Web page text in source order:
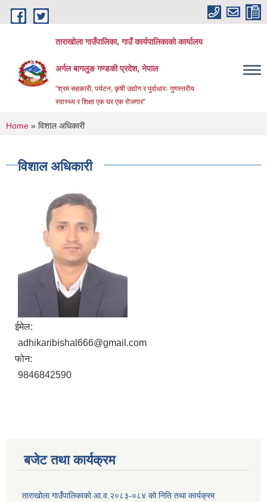
Skip to main content
ताराखोला गाउँपालिका, गाउँ कार्यपालिकाको कार्यालय
अर्गल बागलुङ गण्डकी प्रदेश, नेपाल
“श्रम सहकारी, पर्यटन, कृषी उद्योग र पुर्वाधारः गुणस्तरीय
स्वास्थ्य र शिक्षा एक घर एक रोजगार”
You are here
Home » विशाल अधिकारी
विशाल अधिकारी
ईमेल:
adhikaribishal666@gmail.com
फोन:
9846842590
बजेट तथा कार्यक्रम
ताराखोला गाउँपालिकाको आ.व.२०८३-०८४ को निति तथा कार्यक्रम